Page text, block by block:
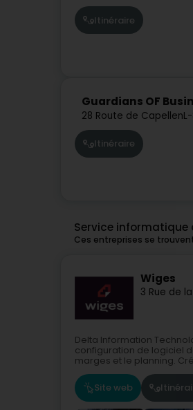
Itinéraire
Guardians OF
28 Route de Capellen
Itinéraire
Service informatique
Ces entreprises se
Wiges
3 Rue de
Delta Information
configuration de logiciel
marges et le planning.
Site web